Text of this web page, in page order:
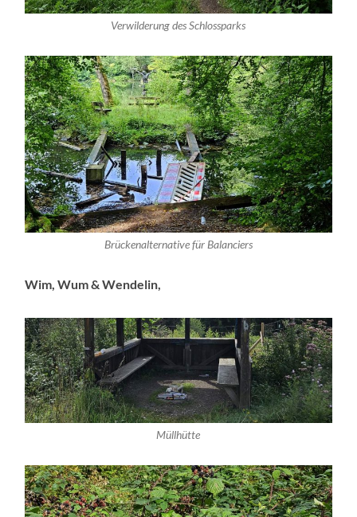
Verwilderung des Schlossparks
Brückenalternative für Balanciers
Wim, Wum & Wendelin,
Müllhütte